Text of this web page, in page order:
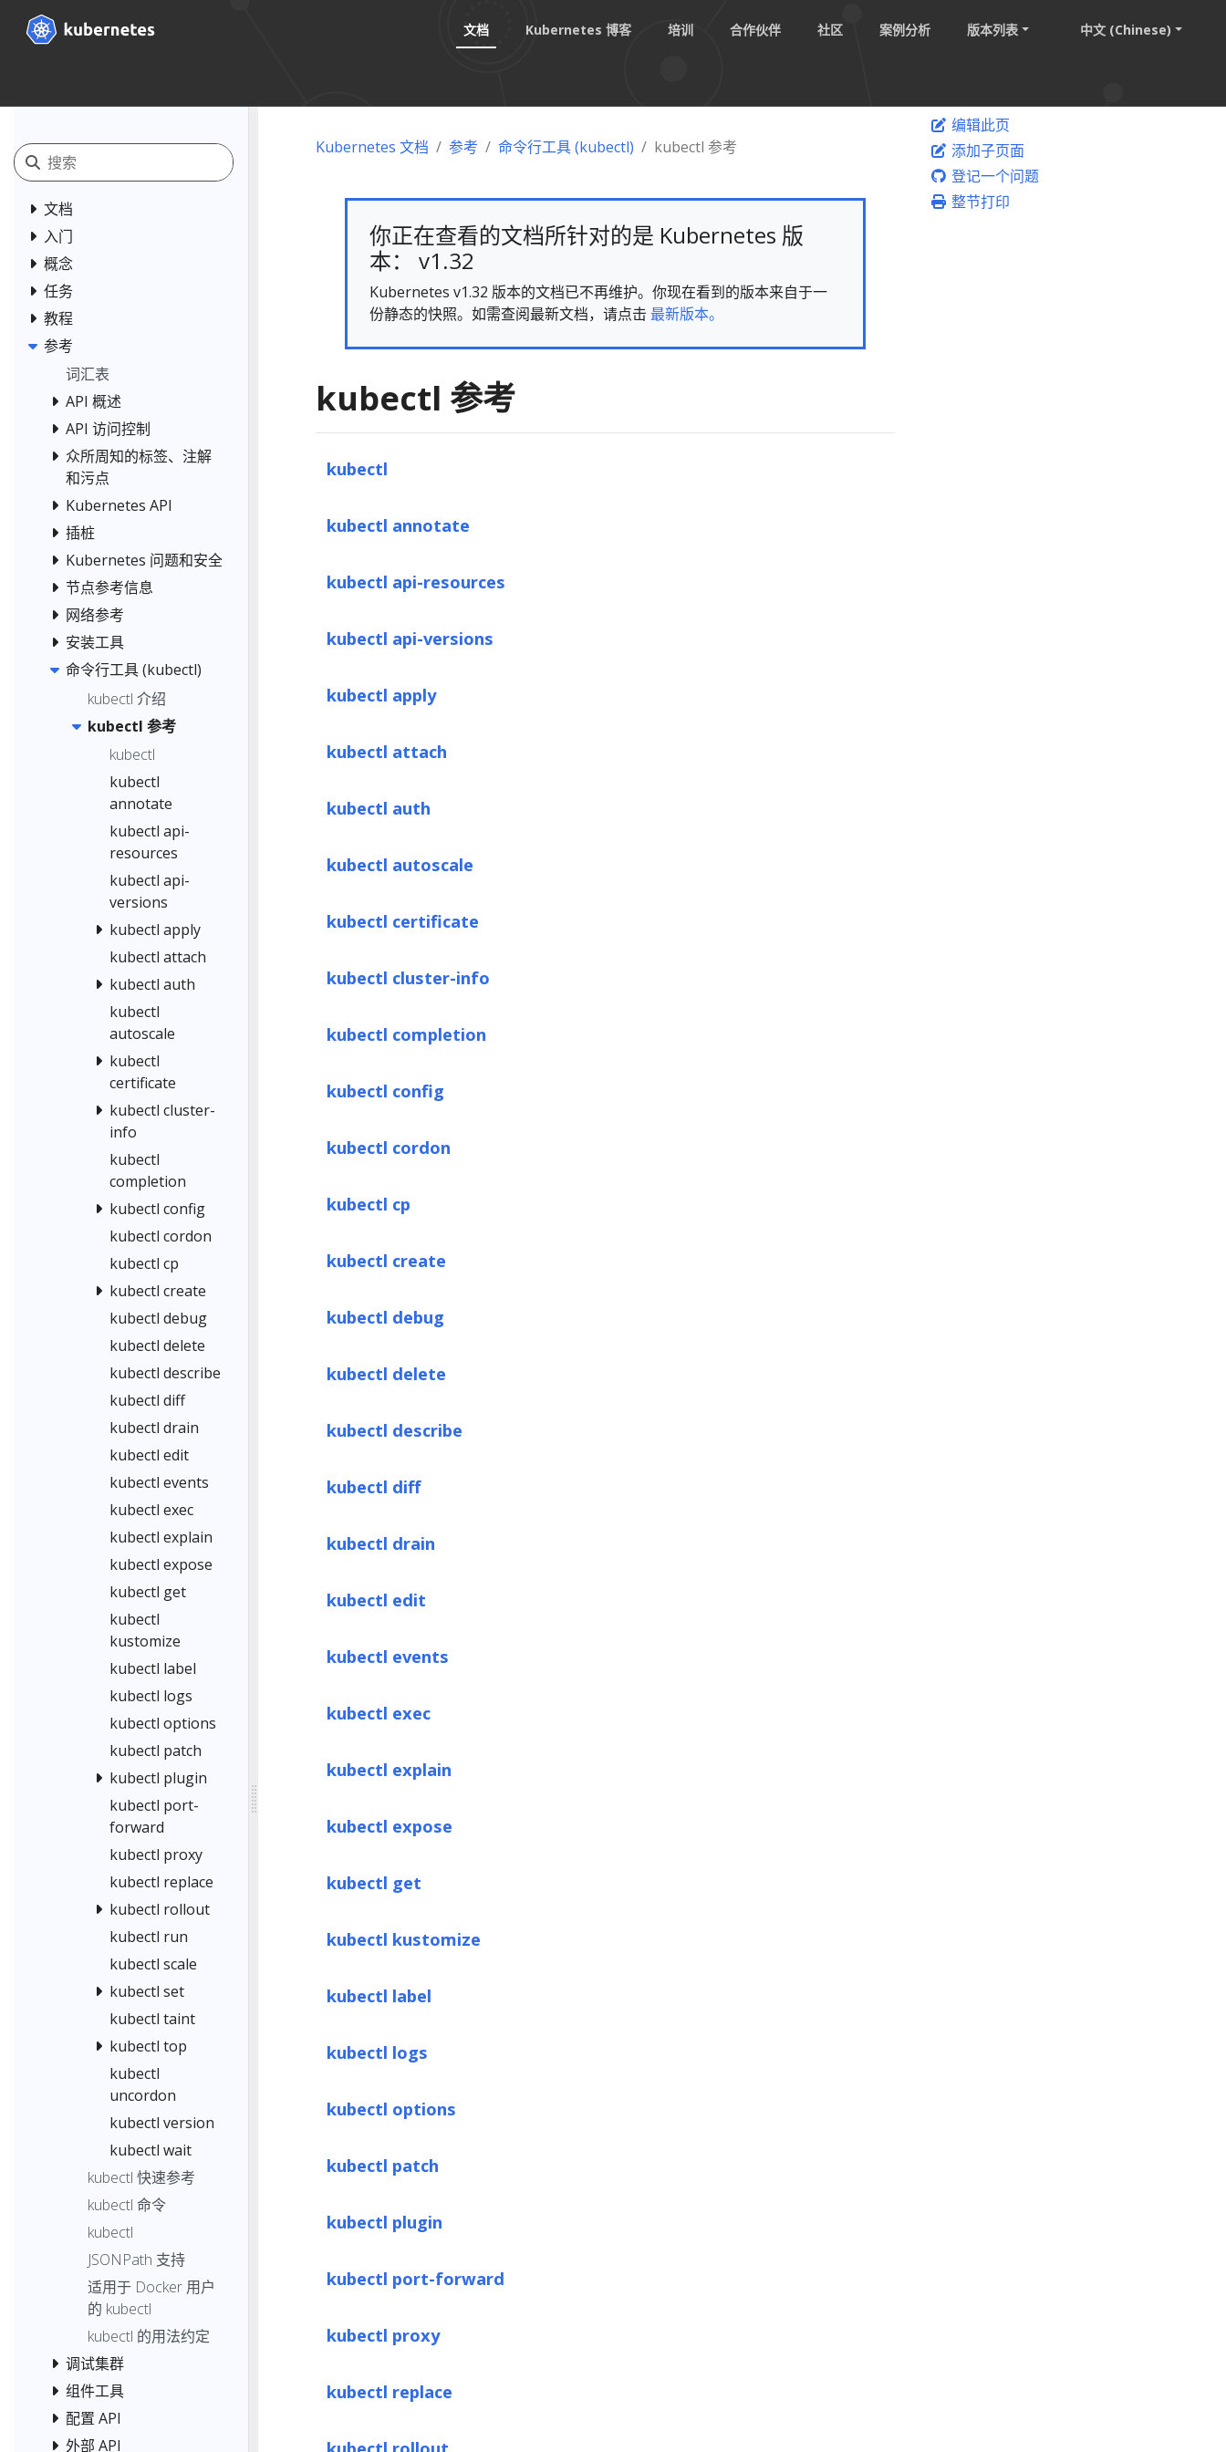
文档 Kubernetes 博客 培训 合作伙伴 社区 案例分析 版本列表 中文 (Chinese)
文档
入门
概念
任务
教程
参考
词汇表
API 概述
API 访问控制
众所周知的标签、注解
和污点
Kubernetes API
插桩
Kubernetes 问题和安全
节点参考信息
网络参考
安装工具
命令行工具 (kubectl)
kubectl 介绍
kubectl 参考
kubectl
kubectl
annotate
kubectl api-
resources
kubectl api-
versions
kubectl apply
kubectl attach
kubectl auth
kubectl
autoscale
kubectl
certificate
kubectl cluster-
info
kubectl
completion
kubectl config
kubectl cordon
kubectl cp
kubectl create
kubectl debug
kubectl delete
kubectl describe
kubectl diff
kubectl drain
kubectl edit
kubectl events
kubectl exec
kubectl explain
kubectl expose
kubectl get
kubectl
kustomize
kubectl label
kubectl logs
kubectl options
kubectl patch
kubectl plugin
kubectl port-
forward
kubectl proxy
kubectl replace
kubectl rollout
kubectl run
kubectl scale
kubectl set
kubectl taint
kubectl top
kubectl
uncordon
kubectl version
kubectl wait
kubectl 快速参考
kubectl 命令
kubectl
JSONPath 支持
适用于 Docker 用户
的 kubectl
kubectl 的用法约定
调试集群
组件工具
配置 API
外部 API
Kubernetes 文档 参考 命令行工具 (kubectl) kubectl 参考
你正在查看的文档所针对的是 Kubernetes 版
本： v1.32
Kubernetes v1.32 版本的文档已不再维护。你现在看到的版本来自于一
份静态的快照。如需查阅最新文档，请点击 最新版本。
kubectl 参考
kubectl
kubectl annotate
kubectl api-resources
kubectl api-versions
kubectl apply
kubectl attach
kubectl auth
kubectl autoscale
kubectl certificate
kubectl cluster-info
kubectl completion
kubectl config
kubectl cordon
kubectl cp
kubectl create
kubectl debug
kubectl delete
kubectl describe
kubectl diff
kubectl drain
kubectl edit
kubectl events
kubectl exec
kubectl explain
kubectl expose
kubectl get
kubectl kustomize
kubectl label
kubectl logs
kubectl options
kubectl patch
kubectl plugin
kubectl port-forward
kubectl proxy
kubectl replace
编辑此页
添加子页面
登记一个问题
整节打印